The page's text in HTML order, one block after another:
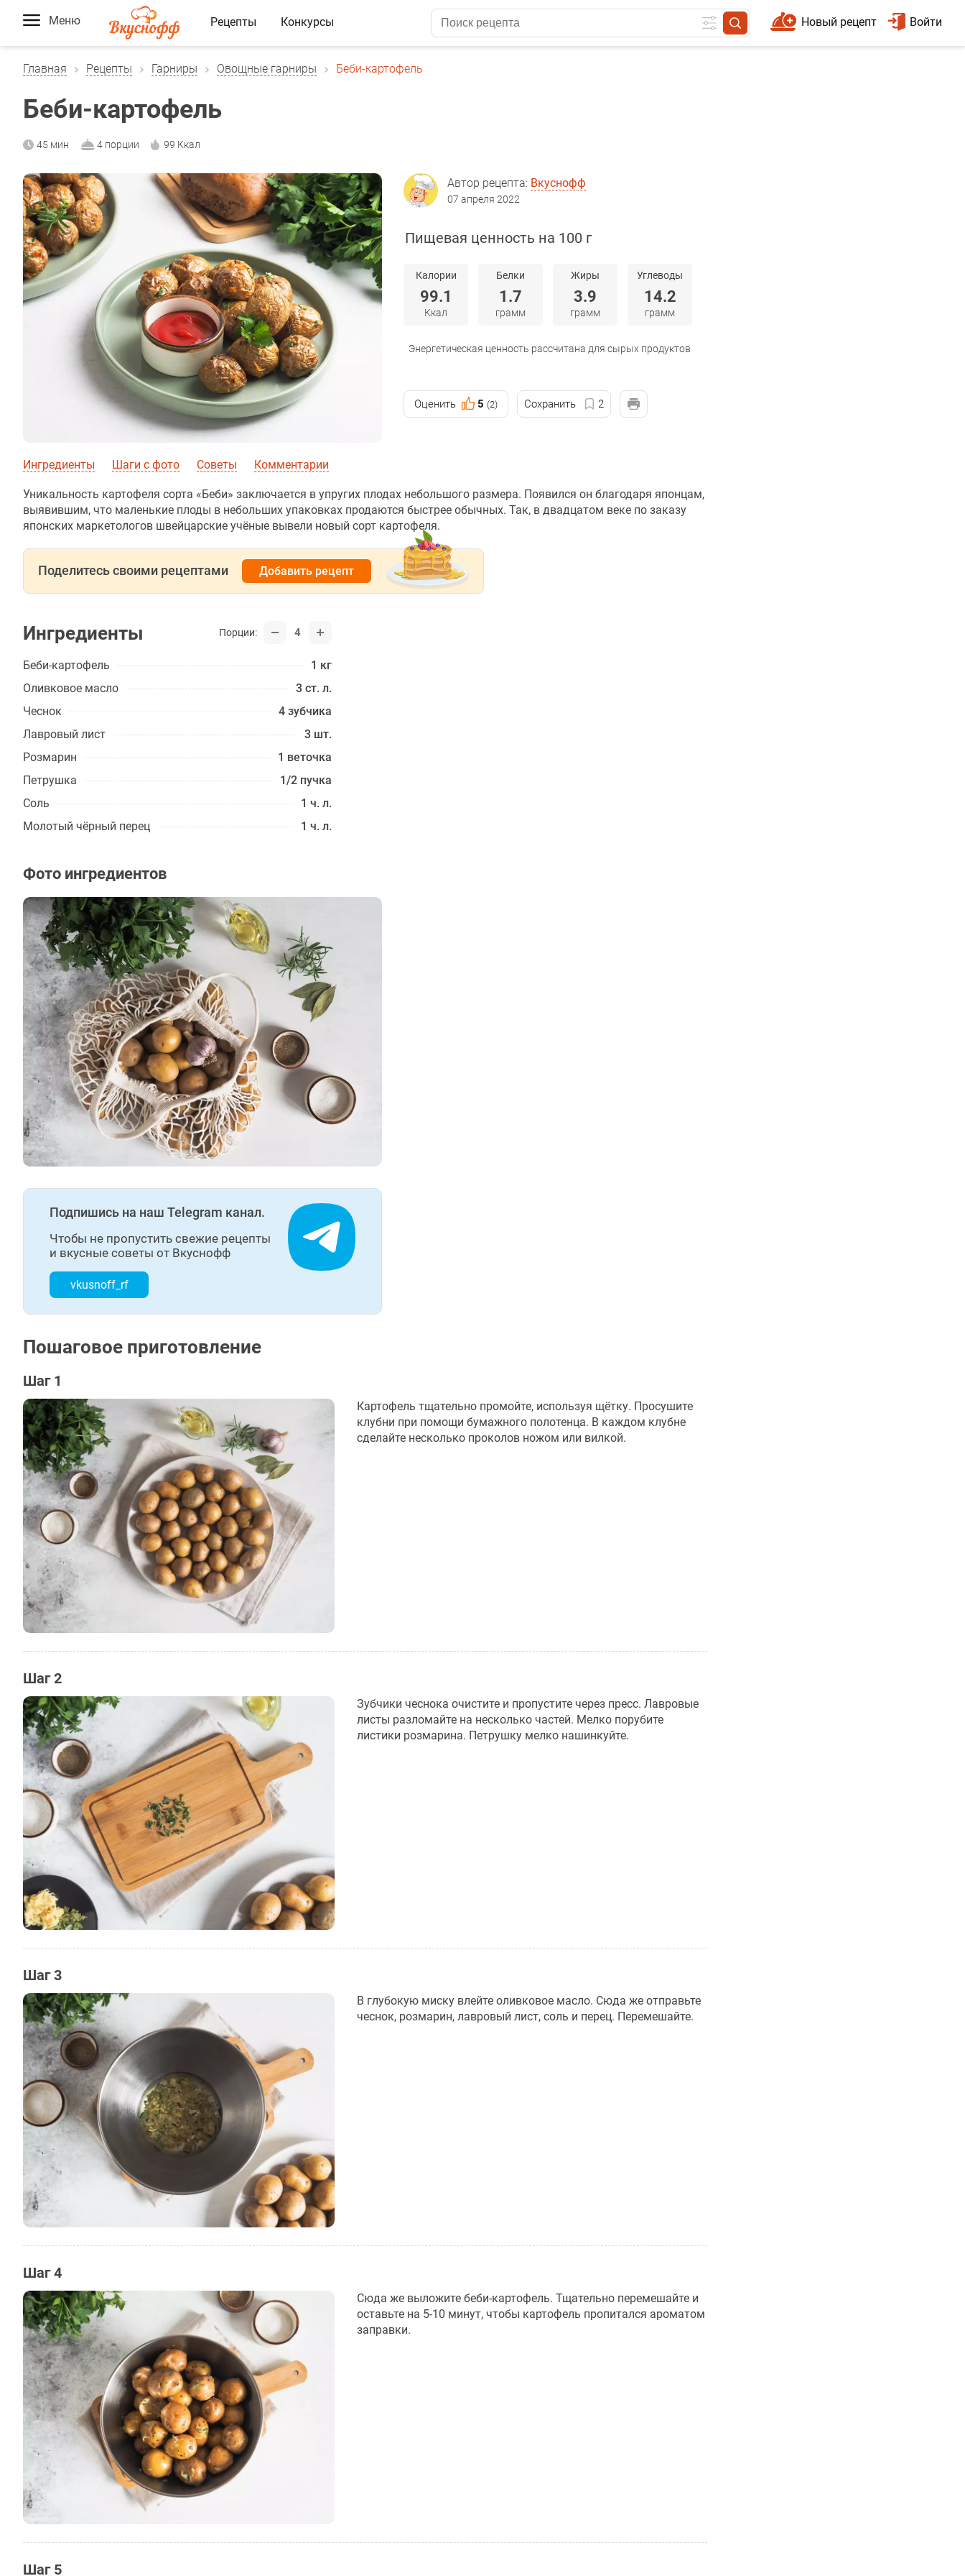
Меню Рецепты Конкурсы Войти
Новый рецепт
Главная Рецепты Гарниры Овощные гарниры Беби-картофель
Беби-картофель
45 мин 4 порции 99 Ккал
Автор рецепта: Вкуснофф
07 апреля 2022
Пищевая ценность на 100 г
Калории
99.1
Ккал
Белки
1.7
грамм
Жиры
3.9
грамм
Углеводы
14.2
грамм
Энергетическая ценность рассчитана для сырых продуктов
Оценить 5 (2) Сохранить 2
Ингредиенты Шаги с фото Советы Комментарии
Уникальность картофеля сорта «Беби» заключается в упругих плодах небольшого размера. Появился он благодаря японцам,
выявившим, что маленькие плоды в небольших упаковках продаются быстрее обычных. Так, в двадцатом веке по заказу
японских маркетологов швейцарские учёные вывели новый сорт картофеля.
Поделитесь своими рецептами Добавить рецепт
Ингредиенты Порции: 4
Беби-картофель
1 кг
Оливковое масло
3 ст. л.
Чеснок
4 зубчика
Лавровый лист
3 шт.
Розмарин
1 веточка
Петрушка
1/2 пучка
Соль
1 ч. л.
Молотый чёрный перец
1 ч. л.
Фото ингредиентов
Подпишись на наш Telegram канал.
Чтобы не пропустить свежие рецепты
и вкусные советы от Вкуснофф
vkusnoff_rf
Пошаговое приготовление
Шаг 1
Картофель тщательно промойте, используя щётку. Просушите
клубни при помощи бумажного полотенца. В каждом клубне
сделайте несколько проколов ножом или вилкой.
Шаг 2
Зубчики чеснока очистите и пропустите через пресс. Лавровые
листы разломайте на несколько частей. Мелко порубите
листики розмарина. Петрушку мелко нашинкуйте.
Шаг 3
В глубокую миску влейте оливковое масло. Сюда же отправьте
чеснок, розмарин, лавровый лист, соль и перец. Перемешайте.
Шаг 4
Сюда же выложите беби-картофель. Тщательно перемешайте и
оставьте на 5-10 минут, чтобы картофель пропитался ароматом
заправки.
Шаг 5